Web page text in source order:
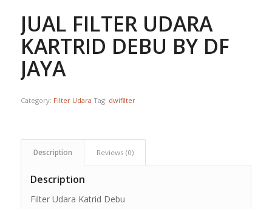
JUAL FILTER UDARA
KARTRID DEBU BY DF
JAYA
Category: Filter Udara Tag: dwifilter
Description Reviews (0)
Description
Filter Udara Katrid Debu